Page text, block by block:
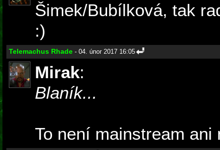
Šimek/Bubílková, tak
:)
Telemachus Rhade - 04. únor 2017 16:05
Mirak:
Blaník...
To není mainstream ani